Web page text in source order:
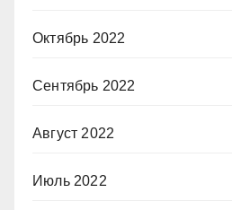
Октябрь 2022
Сентябрь 2022
Август 2022
Июль 2022